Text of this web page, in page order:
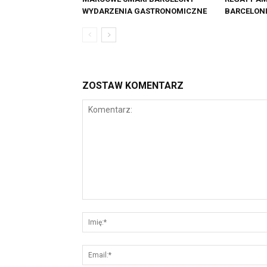
WYDARZENIA GASTRONOMICZNE
ZOSTAW KOMENTARZ